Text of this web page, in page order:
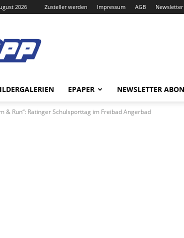
2026 Zusteller werden Impressum AGB
EPAPER NEWSLETTER
& Run“: Ratinger Schulsporttag im Freibad Angerbad